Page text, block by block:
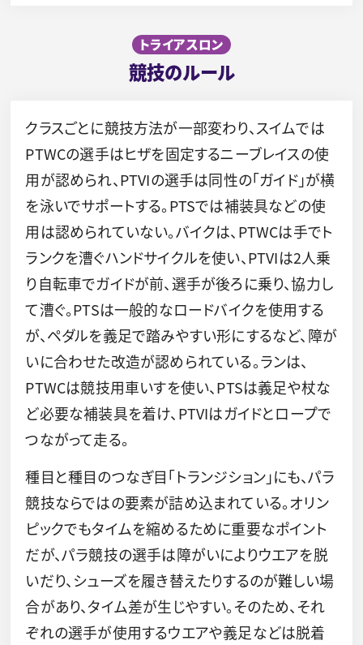
トライアスロン
競技のルール
クラスごとに競技方法が一部変わり、スイムでは
PTWCの選手はヒザを固定するニーブレイスの使
用が認められ、PTVIの選手は同性の「ガイド」が横
を泳いでサポートする。PTSでは補装具などの使
用は認められていない。バイクは、PTWCは手でト
ランクを漕ぐハンドサイクルを使い、PTVIは2人乗
り自転車でガイドが前、選手が後ろに乗り、協力し
て漕ぐ。PTSは一般的なロードバイクを使用する
が、ペダルを義足で踏みやすい形にするなど、障が
いに合わせた改造が認められている。ランは、
PTWCは競技用車いすを使い、PTSは義足や杖な
ど必要な補装具を着け、PTVIはガイドとロープで
つながって走る。
種目と種目のつなぎ目「トランジション」にも、パラ
競技ならではの要素が詰め込まれている。オリン
ピックでもタイムを縮めるために重要なポイント
だが、パラ競技の選手は障がいによりウエアを脱
いだり、シューズを履き替えたりするのが難しい場
合があり、タイム差が生じやすい。そのため、それ
ぞれの選手が使用するウエアや義足などは脱着